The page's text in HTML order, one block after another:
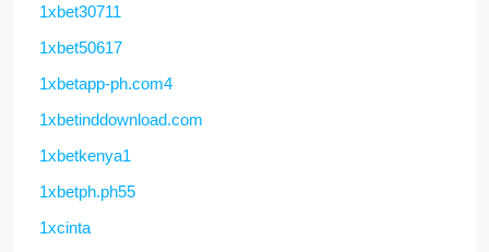
1xbet30711
1xbet50617
1xbetapp-ph.com4
1xbetinddownload.com
1xbetkenya1
1xbetph.ph55
1xcinta